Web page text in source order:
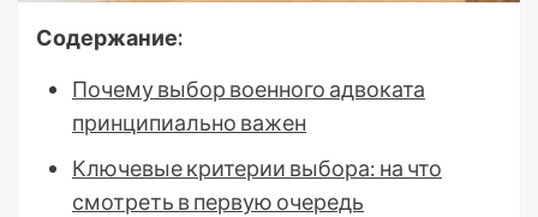
Содержание:
Почему выбор военного адвоката
принципиально важен
Ключевые критерии выбора: на что
смотреть в первую очередь